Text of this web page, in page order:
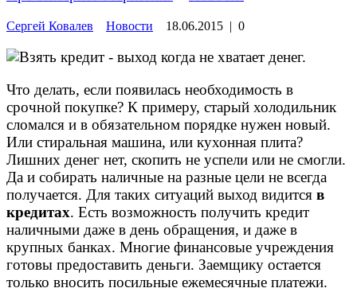
Сергей Ковалев Новости 18.06.2015 | 0
Что делать, если появилась необходимость в
срочной покупке? К примеру, старый холодильник
сломался и в обязательном порядке нужен новый.
Или стиральная машина, или кухонная плита?
Лишних денег нет, скопить не успели или не смогли.
Да и собирать наличные на разные цели не всегда
получается. Для таких ситуаций выход видится в
кредитах. Есть возможность получить кредит
наличными даже в день обращения, и даже в
крупных банках. Многие финансовые учреждения
готовы предоставить деньги. Заемщику остается
только вносить посильные ежемесячные платежи.